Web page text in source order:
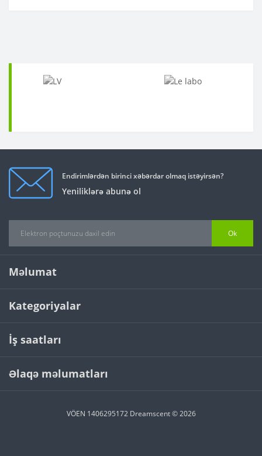
Endirimlərdən birinci xəbərdar olmaq istəyirsən?
Yeniliklərə abunə ol
Ok
Məlumat
Kategoriyalar
İş saatları
Əlaqə məlumatları
VÖEN 1406295172 Dreamscent © 2026